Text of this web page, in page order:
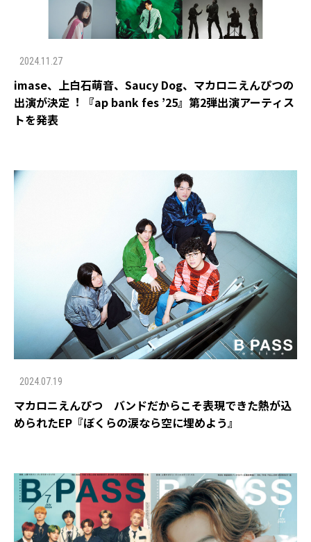
2024.11.27
imase、上⽩⽯萌⾳、Saucy Dog、マカロニえんぴつの
出演が決定︕ 『ap bank fes ’25』第2弾出演アーティス
トを発表
2024.07.19
マカロニえんぴつ バンドだからこそ表現できた熱が込
められたEP『ぼくらの涙なら空に埋めよう』